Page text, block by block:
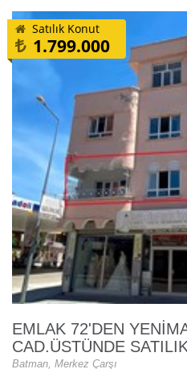
Satılık Konut
1.799.000
EMLAK 72'DEN
CAD.ÜSTÜNDE
Batman, Merkez Çarşı